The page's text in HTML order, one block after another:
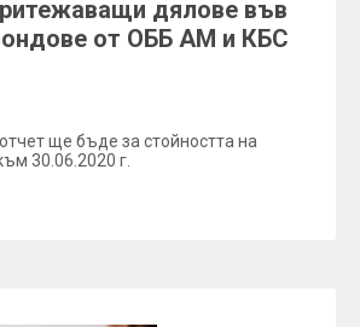
дялове във
от ОББ АМ и КБС
ще бъде за стойността на
30.06.2020 г.